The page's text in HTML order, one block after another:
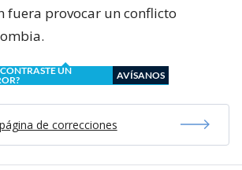
fuera provocar un conflicto
UN
AVÍSANOS
de correcciones